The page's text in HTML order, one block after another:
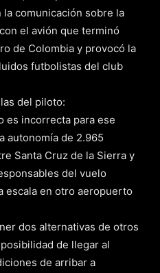
comunicación sobre la
el avión que terminó
de Colombia y provocó la
futbolistas del club
del piloto:
es incorrecta para ese
autonomía de 2.965
Santa Cruz de la Sierra y
del vuelo
escala en otro aeropuerto
dos alternativas de otros
de llegar al
de arribar a